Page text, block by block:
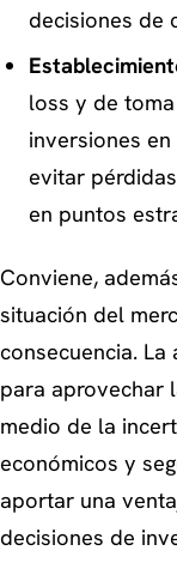
decisiones de
loss y de
inversiones
evitar
en puntos
Conviene,
situación del
consecuencia.
para aprovechar
medio de la
económicos y
aportar una
decisiones de